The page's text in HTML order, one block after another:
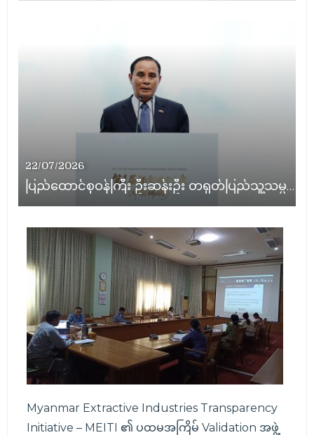
22/07/2026
ပြည်ထောင်စုဝန်ကြီး ဦးဆန်းဦး တရုတ်ပြည်သူ့သမ္မတနိုင်ငံ၊ ရွှေလီမြို့၊ ကျယ်ဂေါင်နယ်စပ်ကုန်သွယ်ရေးဇုန်တွင် မြန်မာ့ကျောက်မျက်ရတနာပြပွဲ တက်ရောက်ဖွင့်လှစ်
Myanmar Extractive Industries Transparency
Initiative – MEITI ၏ ပထမအကြိမ် Validation အဖွဲ့